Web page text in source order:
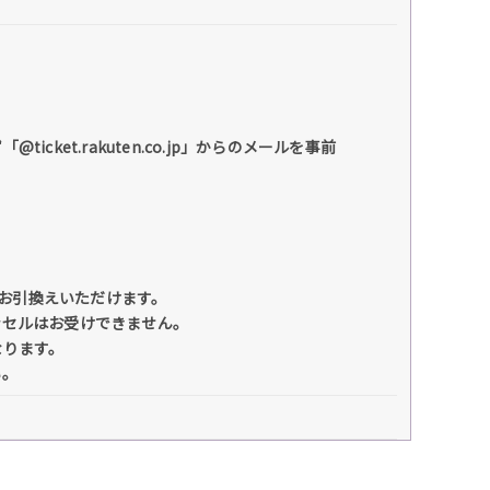
@ticket.rakuten.co.jp」からのメールを事前
換えいただけます。
ルはお受けできません。
ます。